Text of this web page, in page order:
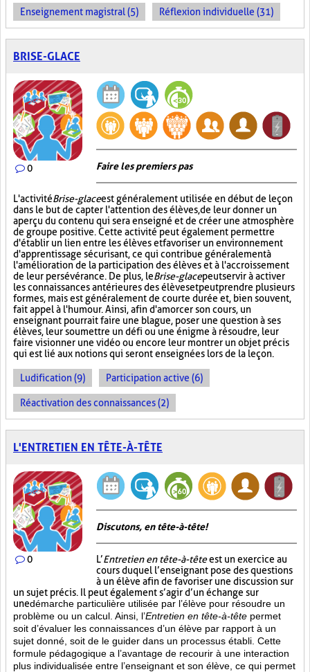
Enseignement magistral (5) Réflexion individuelle (31)
BRISE-GLACE
0 Faire les premiers pas
L'activitéBrise-glaceest généralement utilisée en début de leçon
dans le but de capter l'attention des élèves, de leur donner un
aperçu du contenu qui sera enseigné et de créer une atmosphère
de groupe positive. Cette activité peut également permettre
d'établir un lien entre les élèves et favoriser un environnement
d'apprentissage sécurisant, ce qui contribue généralement à
l'amélioration de la participation des élèves et à l'accroissement
de leur persévérance. De plus, leBrise-glacepeut servir à activer
les connaissances antérieures des élèves et peut prendre plusieurs
formes, mais est généralement de courte durée et, bien souvent,
fait appel à l'humour. Ainsi, afin d'amorcer son cours, un
enseignant pourrait faire une blague, poser une question à ses
élèves, leur soumettre un défi ou une énigme à résoudre, leur
faire visionner une vidéo ou encore leur montrer un objet précis
qui est lié aux notions qui seront enseignées lors de la leçon.
Ludification (9) Participation active (6)
Réactivation des connaissances (2)
L'ENTRETIEN EN TÊTE-À-TÊTE
0
Discutons, en tête-à-tête!
L’Entretien en tête-à-têteest un exercice au
cours duquel l’enseignant pose des questions
à un élève afin de favoriser une discussion sur
un sujet précis. Il peut également s’agir d’un échange sur
unedémarche particulière utilisée par l’élève pour résoudre un
problème ou un calcul. Ainsi, l’Entretien en tête-à-tête permet
soit d’évaluer les connaissances d’un élève par rapport à un
sujet donné, soit de le guider dans un processus établi. Cette
formule pédagogique a l’avantage de recourir à une interaction
plus individualisée entre l’enseignant et son élève, ce qui permet